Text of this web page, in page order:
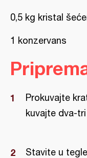
0,5 kg kristal
1 konzervans
Prokuvajte
kuvajte dva-
Stavite u